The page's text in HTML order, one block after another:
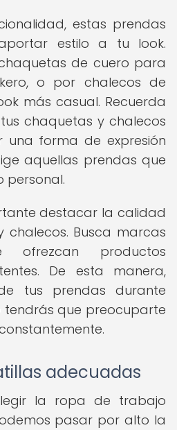
estas prendas
estilo a tu look.
de cuero para
o por chalecos de
más casual. Recuerda
chaquetas y chalecos
una forma de expresión
aquellas prendas que
personal.
destacar la calidad
Busca marcas
ofrezcan productos
De esta manera,
tus prendas durante
tendrás que preocuparte
adecuadas
la ropa de trabajo
pasar por alto la